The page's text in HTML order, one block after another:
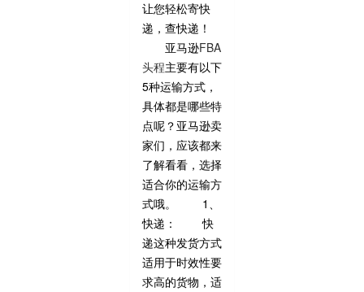
让您轻松寄快
递，查快递！
亚马逊FBA
头程主要有以下
5种运输方式，
具体都是哪些特
点呢？亚马逊卖
家们，应该都来
了解看看，选择
适合你的运输方
式哦。 1、
快递： 快
递这种发货方式
适用于时效性要
求高的货物，适